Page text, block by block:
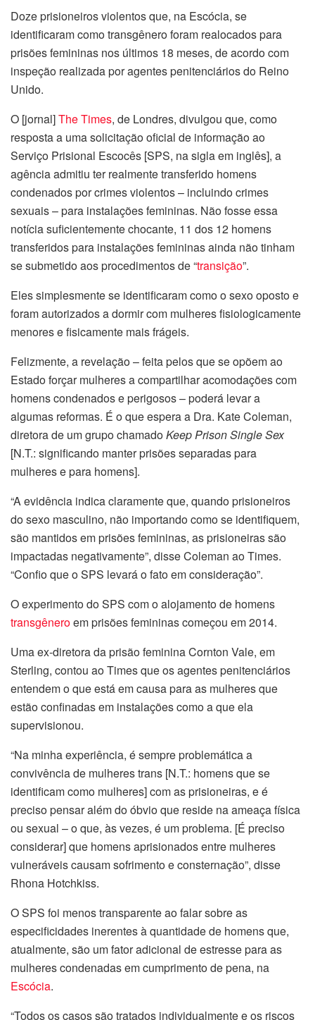
Doze prisioneiros violentos que, na Escócia, se
identificaram como transgênero foram realocados para
prisões femininas nos últimos 18 meses, de acordo com
inspeção realizada por agentes penitenciários do Reino
Unido.
O [jornal]The Times, de Londres, divulgou que, como
resposta a uma solicitação oficial de informação ao
Serviço Prisional Escocês [SPS, na sigla em inglês], a
agência admitiu ter realmente transferido homens
condenados por crimes violentos – incluindo crimes
sexuais – para instalações femininas. Não fosse essa
notícia suficientemente chocante, 11 dos 12 homens
transferidos para instalações femininas ainda não tinham
se submetido aos procedimentos de “transição”.
Eles simplesmente se identificaram como o sexo oposto e
foram autorizados a dormir com mulheres fisiologicamente
menores e fisicamente mais frágeis.
Felizmente, a revelação – feita pelos que se opõem ao
Estado forçar mulheres a compartilhar acomodações com
homens condenados e perigosos – poderá levar a
algumas reformas. É o que espera a Dra. Kate Coleman,
diretora de um grupo chamadoKeep Prison Single Sex
[N.T.: significando manter prisões separadas para
mulheres e para homens].
“A evidência indica claramente que, quando prisioneiros
do sexo masculino, não importando como se identifiquem,
são mantidos em prisões femininas, as prisioneiras são
impactadas negativamente”, disse Coleman ao Times.
“Confio que o SPS levará o fato em consideração”.
O experimento do SPS com o alojamento de homens
transgêneroem prisões femininas começou em 2014.
Uma ex-diretora da prisão feminina Cornton Vale, em
Sterling, contou ao Times que os agentes penitenciários
entendem o que está em causa para as mulheres que
estão confinadas em instalações como a que ela
supervisionou.
“Na minha experiência, é sempre problemática a
convivência de mulheres trans [N.T.: homens que se
identificam como mulheres] com as prisioneiras, e é
preciso pensar além do óbvio que reside na ameaça física
ou sexual – o que, às vezes, é um problema. [É preciso
considerar] que homens aprisionados entre mulheres
vulneráveis causam sofrimento e consternação”, disse
Rhona Hotchkiss.
O SPS foi menos transparente ao falar sobre as
especificidades inerentes à quantidade de homens que,
atualmente, são um fator adicional de estresse para as
mulheres condenadas em cumprimento de pena, na
Escócia.
“Todos os casos são tratados individualmente e os riscos